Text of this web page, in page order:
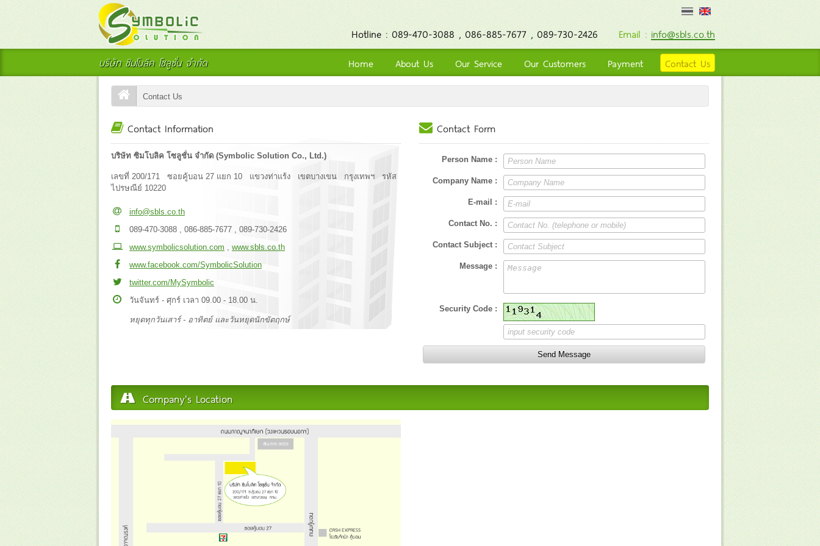
Hotline : 089-470-3088 , 086-885-7677 , 089-730-2426 Email :info@sbls.co.th
บริษัท ซิมโบลิค โซลูชั่น จำกัด Home About Us Our Service Our Customers Payment Contact Us
Contact Us
Contact Information
บริษัท ซิมโบลิค โซลูชั่น จำกัด (Symbolic Solution Co., Ltd.)
เลขที่ 200/171 ซอยคู้บอน 27 แยก 10 แขวงท่าแร้ง เขตบางเขน กรุงเทพฯ รหัส
ไปรษณีย์ 10220
info@sbls.co.th
089-470-3088 , 086-885-7677 , 089-730-2426
www.symbolicsolution.com , www.sbls.co.th
www.facebook.com/SymbolicSolution
twitter.com/MySymbolic
วันจันทร์ - ศุกร์ เวลา 09.00 - 18.00 น.
หยุดทุกวันเสาร์ - อาทิตย์ และวันหยุดนักขัตฤกษ์
Contact Form
Person Name :
Company Name :
E-mail :
Contact No. :
Contact Subject :
Message :
Security Code :
Company's Location